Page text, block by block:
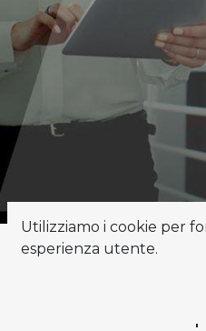
Utilizziamo i cookie per
esperienza utente.